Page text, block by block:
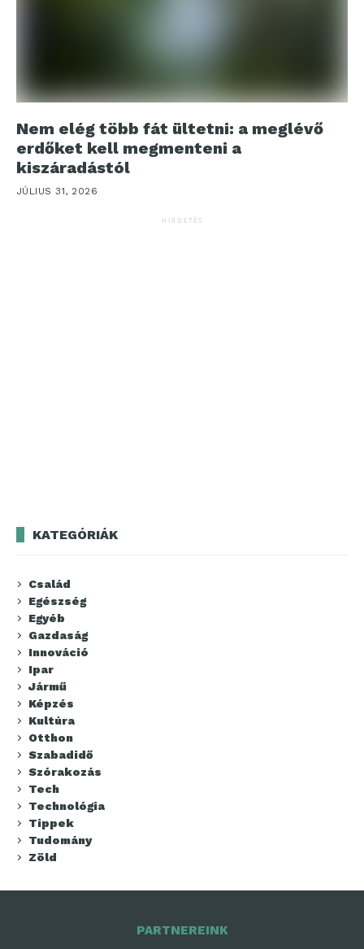
Nem elég több fát ültetni: a meglévő
erdőket kell megmenteni a
kiszáradástól
JÚLIUS 31, 2026
HIRDETÉS
KATEGÓRIÁK
Család
Egészség
Egyéb
Gazdaság
Innováció
Ipar
Jármű
Képzés
Kultúra
Otthon
Szabadidő
Szórakozás
Tech
Technológia
Tippek
Tudomány
Zöld
PARTNEREINK